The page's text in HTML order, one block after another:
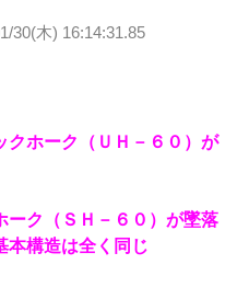
30(木) 16:14:31.85
クホーク（ＵＨ－６０）が
ーク（ＳＨ－６０）が墜落
本構造は全く同じ